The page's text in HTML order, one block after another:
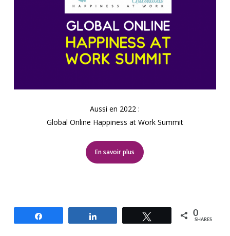
Aussi en 2022 :
Global Online Happiness at Work Summit
En savoir plus
0
SHARES